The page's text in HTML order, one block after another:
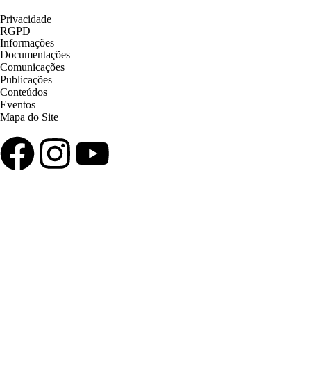
Privacidade
RGPD
Informações
Documentações
Comunicações
Publicações
Conteúdos
Eventos
Mapa do Site